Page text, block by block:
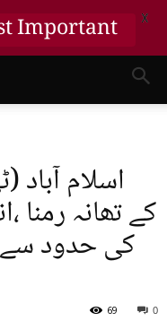
اسلام آباد
کے تھانہ رمنا
کی حدود سے
0
69
Important X